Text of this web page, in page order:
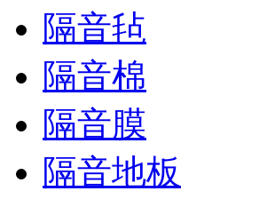
隔音毡
隔音棉
隔音膜
隔音地板